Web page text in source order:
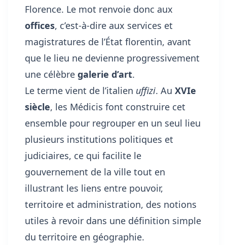
Florence. Le mot renvoie donc aux
offices, c’est-à-dire aux services et
magistratures de l’État florentin, avant
que le lieu ne devienne progressivement
une célèbre galerie d’art.
Le terme vient de l’italien uffizi. Au XVIe
siècle, les Médicis font construire cet
ensemble pour regrouper en un seul lieu
plusieurs institutions politiques et
judiciaires, ce qui facilite le
gouvernement de la ville tout en
illustrant les liens entre pouvoir,
territoire et administration, des notions
utiles à revoir dans une définition simple
du territoire en géographie.